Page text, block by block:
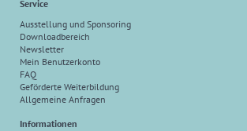
Service
Ausstellung und Sponsoring
Downloadbereich
Newsletter
Mein Benutzerkonto
FAQ
Geförderte Weiterbildung
Allgemeine Anfragen
Informationen